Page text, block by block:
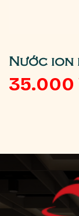
Nước ion
35.000